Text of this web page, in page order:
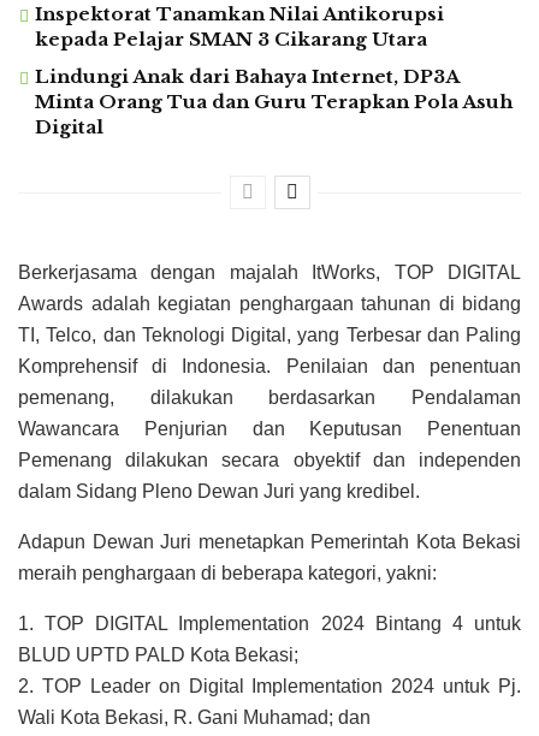
Inspektorat Tanamkan Nilai Antikorupsi
kepada Pelajar SMAN 3 Cikarang Utara
Lindungi Anak dari Bahaya Internet, DP3A
Minta Orang Tua dan Guru Terapkan Pola Asuh
Digital
Berkerjasama dengan majalah ItWorks, TOP DIGITAL
Awards adalah kegiatan penghargaan tahunan di bidang
TI, Telco, dan Teknologi Digital, yang Terbesar dan Paling
Komprehensif di Indonesia. Penilaian dan penentuan
pemenang, dilakukan berdasarkan Pendalaman
Wawancara Penjurian dan Keputusan Penentuan
Pemenang dilakukan secara obyektif dan independen
dalam Sidang Pleno Dewan Juri yang kredibel.
Adapun Dewan Juri menetapkan Pemerintah Kota Bekasi
meraih penghargaan di beberapa kategori, yakni:
1. TOP DIGITAL Implementation 2024 Bintang 4 untuk
BLUD UPTD PALD Kota Bekasi;
2. TOP Leader on Digital Implementation 2024 untuk Pj.
Wali Kota Bekasi, R. Gani Muhamad; dan